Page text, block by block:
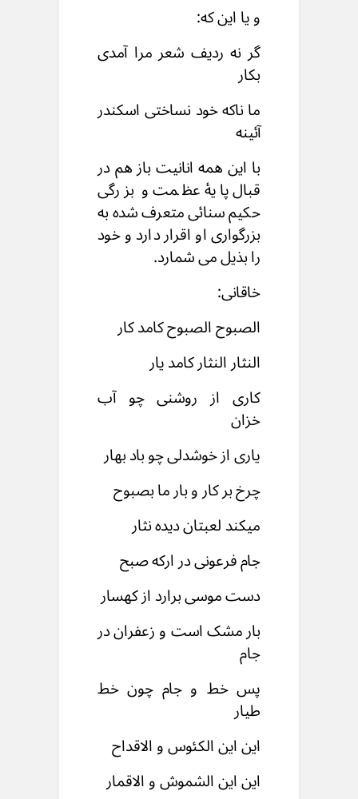
و یا این که:
گر نه ردیف شعر مرا آمدی
بکار
ما ناکه خود نساختی اسکندر
آئینه
با این همه انانیت باز هم در
قبال پایۀ عظمت و بزرگی
حکیم سنائی متعرف شده به
بزرگواری او اقرار دارد و خود
را بذیل می شمارد.
خاقانی:
الصبوح الصبوح کامد کار
النثار النثار کامد یار
کاری از روشنی چو آب
خزان
یاری از خوشدلی چو باد بهار
چرخ بر کار و بار ما بصبوح
میکند لعبتان دیده نثار
جام فرعونی در ارکه صبح
دست موسی برارد از کهسار
بار مشک است و زعفران در
جام
پس خط و جام چون خط
طیار
این این الکئوس و الاقداح
این این الشموش و الاقمار